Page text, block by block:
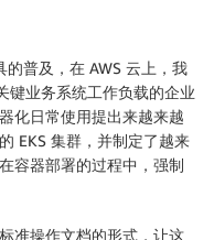
普及，在 AWS 云上，我
键业务系统工作负载的企业
化日常使用提出来越来越
EKS 集群，并制定了越来
容器部署的过程中，强制
准操作文档的形式，让这